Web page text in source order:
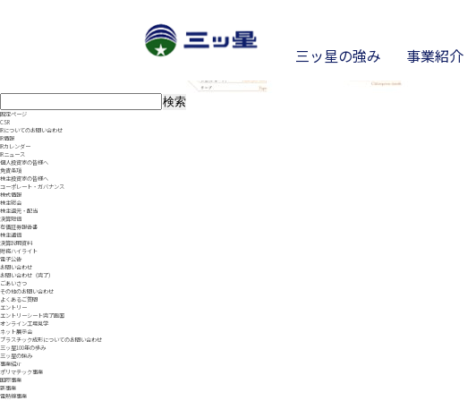
三ッ星の強み 事業紹介
検
固定ページ
CSR
IRについてのお問い合わせ
IR情報
IRカレンダー
IRニュース
個人投資家の皆様へ
免責条項
株主投資家の皆様へ
コーポレート・ガバナンス
株式情報
株主総会
株主還元・配当
決算短信
有価証券報告書
株主通信
決算説明資料
財務ハイライト
電子公告
お問い合わせ
お問い合わせ（完了）
ごあいさつ
その他のお問い合わせ
よくあるご質問
エントリー
エントリーシート完了画面
オンライン工場見学
ネット展示会
プラスチック成形についてのお問い合わせ
三ッ星100年の歩み
三ッ星の強み
事業紹介
ポリマテック事業
国際事業
新事業
電熱線事業